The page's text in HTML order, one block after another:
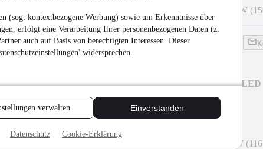
(sog. kontextbezogene Werbung) sowie um Erkenntnisse über
erfolgt eine Verarbeitung Ihrer personenbezogenen Daten (z.
auch auf Basis von berechtigten Interessen. Dieser
widersprechen.
verwalten Einverstanden
Datenschutz Cookie-Erklärung
110 kW
Skoda Scala Monte Carlo DSG Glasdach LED
85 kW